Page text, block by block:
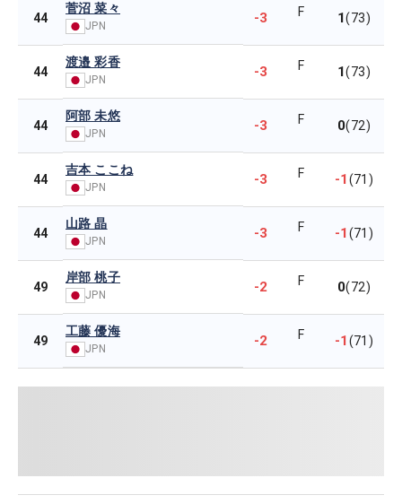
44
菅沼 菜々
JPN -3 F 1(73)
44
渡邉 彩香
JPN -3 F 1(73)
44
阿部 未悠
JPN -3 F 0(72)
44
吉本 ここね
JPN -3 F -1(71)
44
山路 晶
JPN -3 F -1(71)
49
岸部 桃子
JPN -2 F 0(72)
49
工藤 優海
JPN -2 F -1(71)